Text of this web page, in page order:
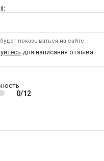
показываться на сайте
для написания отзыва
0/12